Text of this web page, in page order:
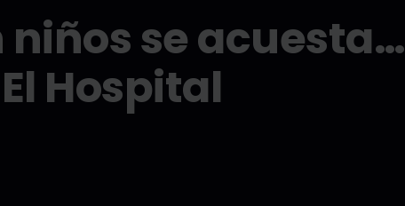
niños se acuesta…
Hospital